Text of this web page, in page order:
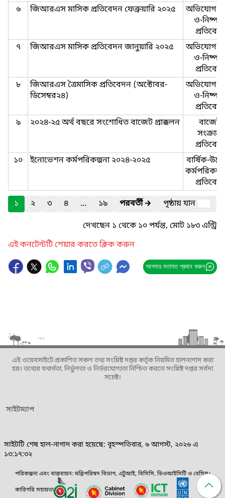
৬
জিআরএস মাসিক প্রতিবেদন ফেব্রুয়ারি ২০২৫
অভিযোগ-
ও-
৭
জিআরএস মাসিক প্রতিবেদন জানুয়ারি ২০২৫
অভিযোগ-
ও-
৮
জিআরএস ত্রৈমাসিক প্রতিবেদন (অক্টোবর-
ডিসেম্বর২৪)
অভিযোগ-
ও-
৯
২০২৪-২৫ অর্থ বছরে সংশোধিত বাজেট প্রাক্কলন
বাজেট-
সংক্রান্ত-
১০
ইনোভেশন কর্মপরিকল্পনা ২০২৪-২০২৫
বার্ষিক-
১
২ ৩ ৪ ... ১৯ পরবর্তী🡲
পৃষ্ঠায় যান
দেখছেন ১ থেকে ১০ পর্যন্ত, মোট ১৮৩ এন্ট্রি
এই কনটেন্টটি শেয়ার করতে ক্লিক করুন
আপনার মতামত প্রদান করুন
এই ওয়েবসাইটে প্রকাশিত সকল তথ্য সংশ্লিষ্ট দপ্তর কর্তৃক নিয়মিত হালনাগাদ করা
হয়। তথ্যের যথার্থতা, নির্ভুলতা ও নির্ভরযোগ্যতা নিশ্চিত করতে সংশ্লিষ্ট দপ্তর সর্বদা
সচেষ্ট।
সাইটম্যাপ
সাইটটি শেষ হাল-নাগাদ করা হয়েছে: বৃহস্পতিবার, ৬ আগস্ট, ২০২৬ এ
১৩:১৭:৩২
পরিকল্পনা এবং বাস্তবায়ন: মন্ত্রিপরিষদ বিভাগ, এটুআই, বিসিসি, ডিওআইসিটি ও বেসিস।
কারিগরি সহায়তা